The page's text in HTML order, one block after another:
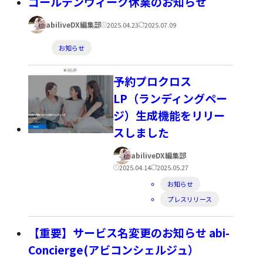
著
者:
abiliveDX編集部公2025.04.23更2025.07.09
テ
ゴ
リ
ー:
お知らせ
予約プロクロス
LP（ランディングペー
ジ）生成機能をリリー
スしました
著
者:
abiliveDX編集部
公2025.04.14更
新
日:
2025.05.27
ゴ
リ
ー:
お知らせ
プレスリリース
【重要】サービス名変更のお知らせ abi-
Concierge(アビコンシェルジュ）